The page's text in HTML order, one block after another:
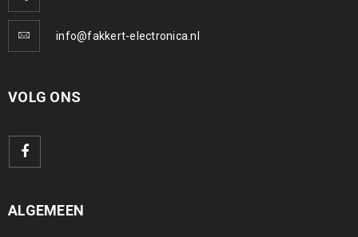
info@fakkert-electronica.nl
VOLG ONS
ALGEMEEN